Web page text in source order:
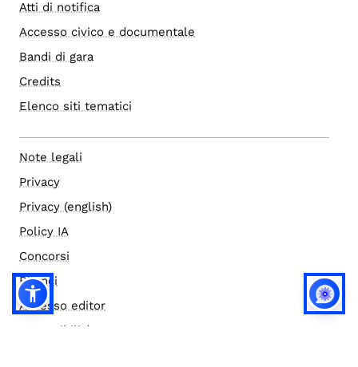
Atti di notifica
Accesso civico e documentale
Bandi di gara
Credits
Elenco siti tematici
Note legali
Privacy
Privacy (english)
Policy IA
Concorsi
Bilanci
Accesso editor
Accessibilità